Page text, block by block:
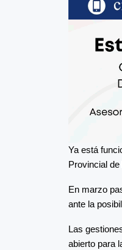
Ya está
Provincial
En marzo
ante la
Las
abierto para